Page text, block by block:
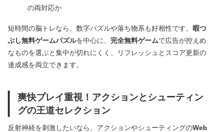
の両対応か
短時間の脳トレなら、数字パズルや落ち物系も好相性です。 暇つ
ぶし無料ゲームパズルを中心に、 完全無料ゲームで広告が控えめ
なものを選ぶと集中が切れにくく、リフレッシュとスコア更新の
達成感を両立できます。
爽快プレイ重視！アクションとシューティン
グの王道セレクション
反射神経を刺激したいなら、アクションやシューティングのWeb